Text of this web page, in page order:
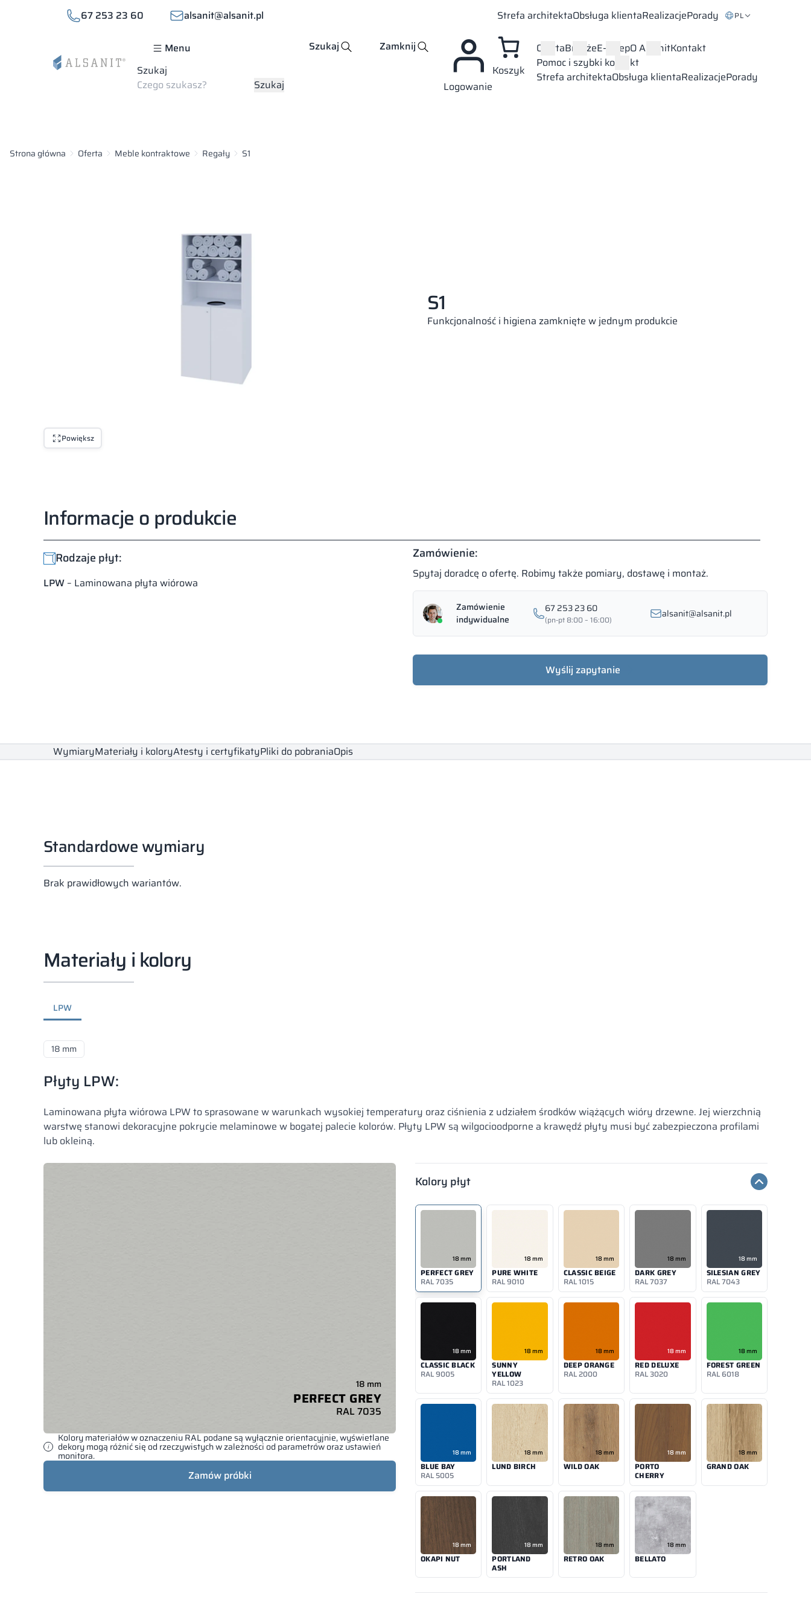
67 253 23 60 alsanit@alsanit.pl Strefa architektaObsługa klientaRealizacjePorady PL
Menu
Szukaj
Szukaj
Szukaj Zamknij
Logowanie
Koszyk
OfertaBranżeE-sklepO AlsanitKontakt
Pomoc i szybki kontakt
Strefa architektaObsługa klientaRealizacjePorady
Strona główna Oferta Meble kontraktowe Regały S1
Powiększ
S1
Funkcjonalność i higiena zamknięte w jednym produkcie
Informacje o produkcie
Rodzaje płyt:
LPW – Laminowana płyta wiórowa
Zamówienie:
Spytaj doradcę o ofertę. Robimy także pomiary, dostawę i montaż.
Zamówienie
indywidualne
67 253 23 60
(pn-pt 8:00 – 16:00) alsanit@alsanit.pl
Wyślij zapytanie
WymiaryMateriały i koloryAtesty i certyfikatyPliki do pobraniaOpis
Standardowe wymiary
Brak prawidłowych wariantów.
Materiały i kolory
LPW
18 mm
Płyty LPW:
Laminowana płyta wiórowa LPW to sprasowane w warunkach wysokiej temperatury oraz ciśnienia z udziałem środków wiążących wióry drzewne. Jej wierzchnią
warstwę stanowi dekoracyjne pokrycie melaminowe w bogatej palecie kolorów. Płyty LPW są wilgocioodporne a krawędź płyty musi być zabezpieczona profilami
lub okleiną.
18 mm
PERFECT GREY
RAL 7035
Kolory materiałów w oznaczeniu RAL podane są wyłącznie orientacyjnie, wyświetlane
dekory mogą różnić się od rzeczywistych w zależności od parametrów oraz ustawień
monitora.
Zamów próbki
Kolory płyt
18 mm
PERFECT GREY
RAL 7035
18 mm
PURE WHITE
RAL 9010
18 mm
CLASSIC BEIGE
RAL 1015
18 mm
DARK GREY
RAL 7037
18 mm
SILESIAN GREY
RAL 7043
18 mm
CLASSIC BLACK
RAL 9005
18 mm
SUNNY
YELLOW
RAL 1023
18 mm
DEEP ORANGE
RAL 2000
18 mm
RED DELUXE
RAL 3020
18 mm
FOREST GREEN
RAL 6018
18 mm
BLUE BAY
RAL 5005
18 mm
LUND BIRCH
18 mm
WILD OAK
18 mm
PORTO
CHERRY
18 mm
GRAND OAK
18 mm
OKAPI NUT
18 mm
PORTLAND
ASH
18 mm
RETRO OAK
18 mm
BELLATO